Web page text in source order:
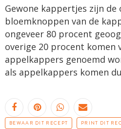
Gewone kappertjes zijn de
bloemknoppen van de
ongeveer 80 procent
overige 20 procent komen
appelkappers genoemd
als appelkappers komen
BEWAAR DIT RECEPT PRINT DIT